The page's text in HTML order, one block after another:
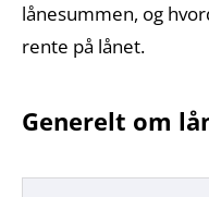
lånesummen, og
rente på lånet.
Generelt om